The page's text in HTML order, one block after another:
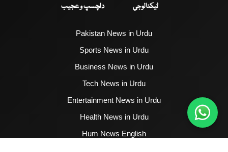
ٹیکنالوجی
دلچسپ و عجیب
Pakistan News in Urdu
Sports News in Urdu
Business News in Urdu
Tech News in Urdu
Entertainment News in Urdu
Health News in Urdu
Hum News English